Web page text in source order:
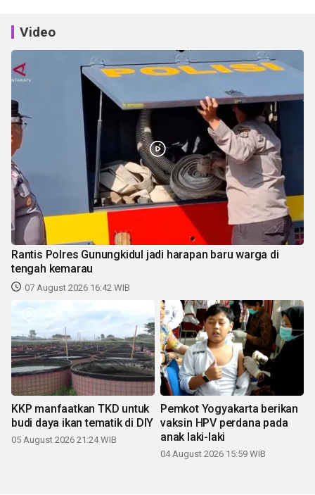
Video
Rantis Polres Gunungkidul jadi harapan baru warga di
tengah kemarau
07 August 2026 16:42 WIB
KKP manfaatkan TKD untuk
budi daya ikan tematik di DIY
05 August 2026 21:24 WIB
Pemkot Yogyakarta berikan
vaksin HPV perdana pada
anak laki-laki
04 August 2026 15:59 WIB